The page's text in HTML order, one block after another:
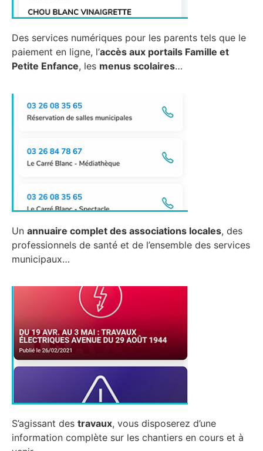
Des services numériques pour les parents tels que le
paiement en ligne, l’accès aux portails Famille et
Petite Enfance, les menus scolaires…
Un annuaire complet des associations locales, des
professionnels de santé et de l’ensemble des services
municipaux…
S’agissant des travaux, vous disposerez d’une
information complète sur les chantiers en cours et à